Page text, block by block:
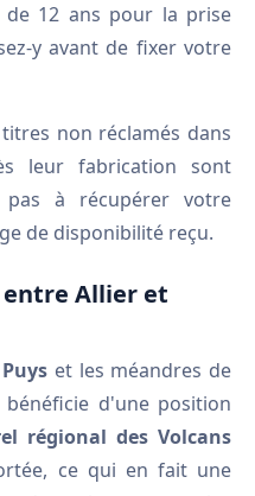
12 ans pour la prise
y avant de fixer votre
non réclamés dans
leur fabrication sont
à récupérer votre
de disponibilité reçu.
entre Allier et
et les méandres de
bénéficie d'une position
régional des Volcans
ce qui en fait une